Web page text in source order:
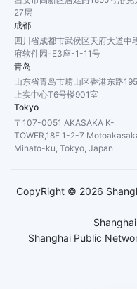
27层
成都
四川省成都市武侯区天府大道中
府软件园-E3座-1-11号
青岛
山东省青岛市崂山区香港东路
上实中心T6号楼901室
Tokyo
〒107-0051 AKASAKA K-
TOWER,18F 1-2-7
Minato-ku, Tokyo, Japan
Shanghai Public
CopyRight © 2026